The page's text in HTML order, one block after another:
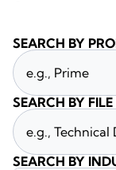
SEARCH BY
SEARCH BY
SEARCH BY